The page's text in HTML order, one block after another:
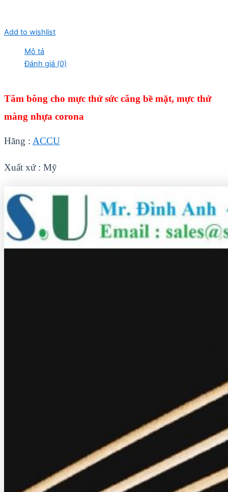
Add to wishlist
Mô tả
Đánh giá (0)
Tăm bông cho mực thử sức căng bề mặt, mực thử
màng nhựa corona
Hãng : ACCU
Xuất xứ : Mỹ